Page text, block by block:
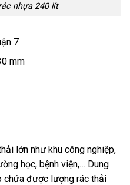
nhựa 240 lít
7
mm
lớn như khu công nghiệp,
học, bệnh viện,… Dung
chứa được lượng rác thải